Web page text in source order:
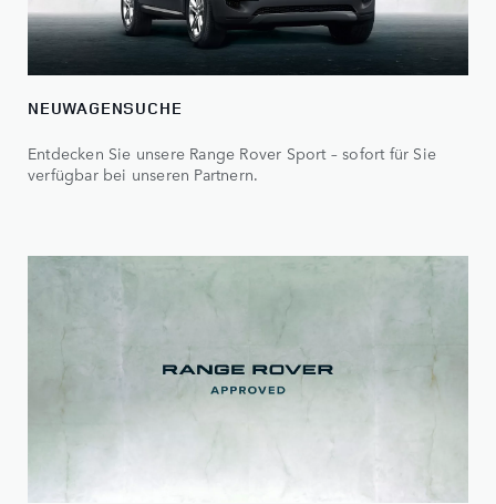
NEUWAGENSUCHE
Entdecken Sie unsere Range Rover Sport – sofort für Sie
verfügbar bei unseren Partnern.